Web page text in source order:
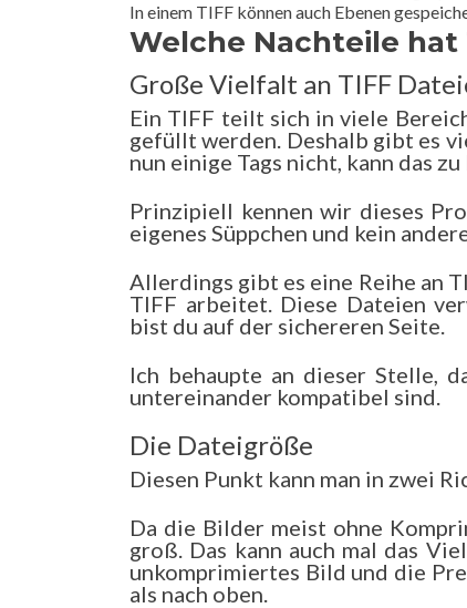
In einem TIFF können auch Ebenen
Welche Nachteile hat
Große Vielfalt an TIFF
Ein TIFF teilt sich in viele
gefüllt werden. Deshalb gibt es
nun einige Tags nicht, kann das
Prinzipiell kennen wir dieses
eigenes Süppchen und kein
Allerdings gibt es eine Reihe an
TIFF arbeitet. Diese Dateien
bist du auf der sichereren Seite.
Ich behaupte an dieser Stelle,
untereinander kompatibel sind.
Die Dateigröße
Diesen Punkt kann man in zwei
Da die Bilder meist ohne
groß. Das kann auch mal das
unkomprimiertes Bild und die
als nach oben.